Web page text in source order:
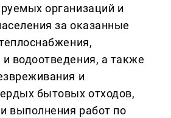
организаций и
за оказанные
водоотведения, а также
и
бытовых отходов,
выполнения работ по